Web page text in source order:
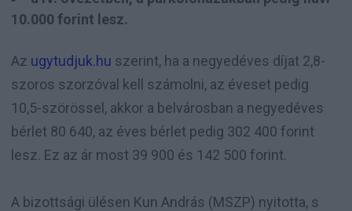
10.000 forint lesz.
Az ugytudjuk.hu szerint, ha a negyedéves díjat 2,8-
szoros szorzóval kell számolni, az éveset pedig
10,5-szörössel, akkor a belvárosban a negyedéves
bérlet 80 640, az éves bérlet pedig 302 400 forint
lesz. Ez az ár most 39 900 és 142 500 forint.
A bizottsági ülésen Kun András (MSZP) nyitotta, s